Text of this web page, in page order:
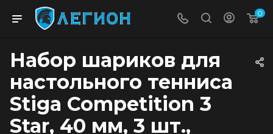
0
Набор шариков для
настольного тенниса
Stiga Competition 3
Star, 40 мм, 3 шт.,